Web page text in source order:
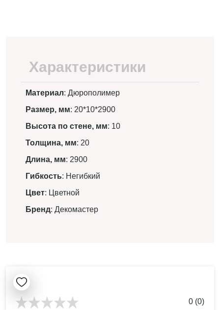
Характеристики
Материал: Дюрополимер
Размер, мм: 20*10*2900
Высота по стене, мм: 10
Толщина, мм: 20
Длина, мм: 2900
Гибкость: Негибкий
Цвет: Цветной
Бренд: Декомастер
0 (0)